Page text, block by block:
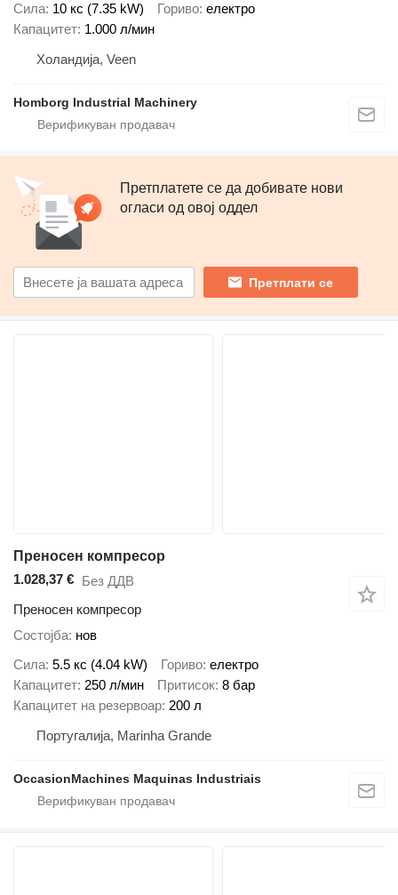
Сила 10 кс (7.35 kW) Гориво електро
Капацитет 1.000 л/мин
Холандија, Veen
Homborg Industrial Machinery
Претплатете се да добивате нови
огласи од овој оддел
Претплати се
Преносен компресор
1.028,37 € Без ДДВ
Преносен компресор
Состојба нов
Сила 5.5 кс (4.04 kW) Гориво електро
Капацитет 250 л/мин Притисок 8 бар
Капацитет на резервоар 200 л
Португалија, Marinha Grande
OccasionMachines Maquinas Industriais